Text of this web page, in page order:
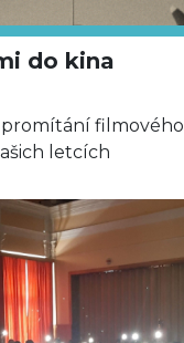
do kina
promítání filmového
letcích